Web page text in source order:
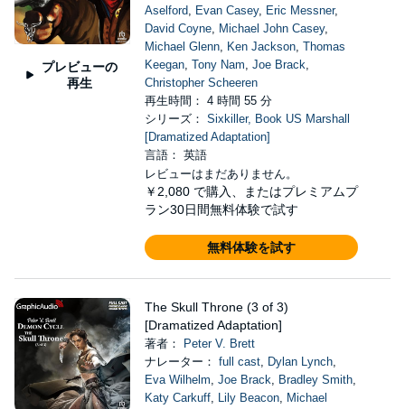
プレビューの
再生
Aselford, Evan Casey, Eric Messner,
David Coyne, Michael John Casey,
Michael Glenn, Ken Jackson, Thomas
Keegan, Tony Nam, Joe Brack,
Christopher Scheeren
再生時間： 4 時間 55 分
シリーズ： Sixkiller, Book US Marshall
[Dramatized Adaptation]
言語： 英語
レビューはまだありません。
￥2,080 で購入、またはプレミアムプ
ラン30日間無料体験で試す
無料体験を試す
The Skull Throne (3 of 3)
[Dramatized Adaptation]
著者：
Peter V. Brett
ナレーター： full cast, Dylan Lynch,
Eva Wilhelm, Joe Brack, Bradley Smith,
Katy Carkuff, Lily Beacon, Michael